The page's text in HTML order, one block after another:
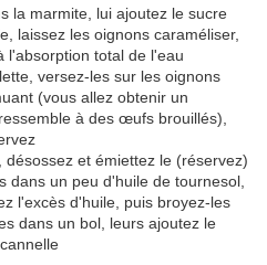
la marmite, lui ajoutez le sucre
laissez les oignons caraméliser,
l'absorption total de l'eau
versez-les sur les oignons
(vous allez obtenir un
à des œufs brouillés),
et émiettez le (réservez)
dans un peu d'huile de tournesol,
l'excès d'huile, puis broyez-les
dans un bol, leurs ajoutez le